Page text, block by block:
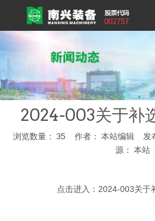
2024-003关于补
浏览数量： 35 作者： 本站编辑 发
源： 本站
点击进入： 2024-003关于